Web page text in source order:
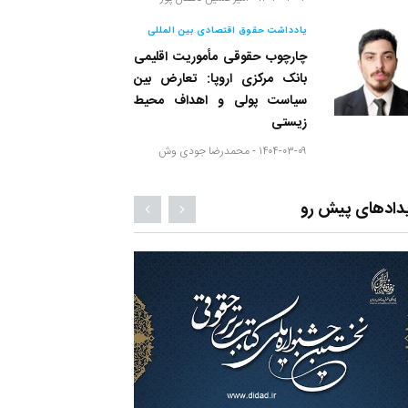
یادداشت حقوق اقتصادی بین المللی
چارچوب حقوقی مأموریت اقلیمی
بانک مرکزی اروپا: تعارض بین
سیاست پولی و اهداف محیط
زیستی
۱۴۰۴-۰۳-۰۹ - محمدرضا جودی وش
پیش رو